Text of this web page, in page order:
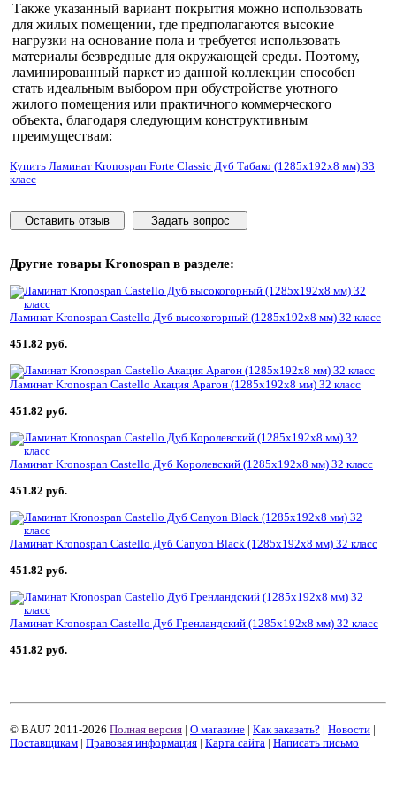
Также указанный вариант покрытия можно использовать
для жилых помещении, где предполагаются высокие
нагрузки на основание пола и требуется использовать
материалы безвредные для окружающей среды. Поэтому,
ламинированный паркет из данной коллекции способен
стать идеальным выбором при обустройстве уютного
жилого помещения или практичного коммерческого
объекта, благодаря следующим конструктивным
преимуществам:
Купить Ламинат Kronospan Forte Classic Дуб Табако (1285x192x8 мм) 33
класс
Оставить отзыв Задать вопрос
Другие товары Kronospan в разделе:
Ламинат Kronospan Castello Дуб высокогорный (1285x192x8 мм) 32 класс
451.82 руб.
Ламинат Kronospan Castello Акация Арагон (1285x192x8 мм) 32 класс
451.82 руб.
Ламинат Kronospan Castello Дуб Королевский (1285x192x8 мм) 32 класс
451.82 руб.
Ламинат Kronospan Castello Дуб Canyon Black (1285x192x8 мм) 32 класс
451.82 руб.
Ламинат Kronospan Castello Дуб Гренландский (1285x192x8 мм) 32 класс
451.82 руб.
© BAU7 2011-2026 Полная версия | О магазине | Как заказать? | Новости |
Поставщикам | Правовая информация | Карта сайта | Написать письмо